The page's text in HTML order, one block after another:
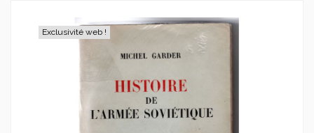
Exclusivité web !